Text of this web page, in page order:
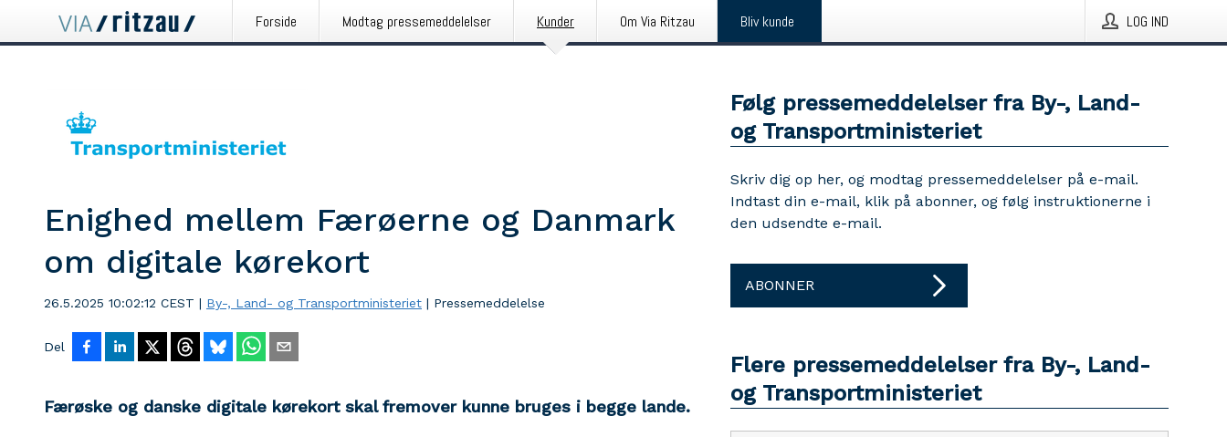
Forside Modtag pressemeddelelser Kunder Om Via Ritzau Bliv kunde LOG IND
Enighed mellem Færøerne og Danmark
om digitale kørekort
26.5.2025 10:02:12 CEST | By-, Land- og Transportministeriet | Pressemeddelelse
Del
Færøske og danske digitale kørekort skal fremover kunne bruges i begge lande.
Følg pressemeddelelser fra By-, Land-
og Transportministeriet
Skriv dig op her, og modtag pressemeddelelser på e-mail.
Indtast din e-mail, klik på abonner, og følg instruktionerne i
den udsendte e-mail.
ABONNER
Flere pressemeddelelser fra By-, Land-
og Transportministeriet